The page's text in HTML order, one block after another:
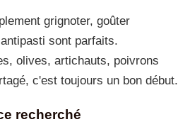
grignoter, goûter
sont parfaits.
olives, artichauts, poivrons
c'est toujours un bon début.
recherché